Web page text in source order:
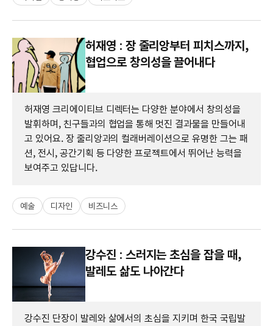
허재영 : 장 줄리앙부터 피치스까지,
협업으로 창의성을 끌어내다
허재영 크리에이티브 디렉터는 다양한 분야에서 창의성을
발휘하며, 친구들과의 협업을 통해 멋진 결과물을 만들어내
고 있어요. 장 줄리앙과의 컬래버레이션으로 유명한 그는 패
션, 전시, 공간기획 등 다양한 프로젝트에서 뛰어난 능력을
보여주고 있답니다.
예술 디자인 비즈니스
강수진 : 스러지는 초심을 잡을 때,
발레도 삶도 나아간다
강수진 단장이 발레와 삶에서의 초심을 지키며 한국 국립발